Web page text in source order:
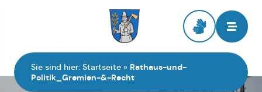
Sie sind hier: Startseite » Rathaus-und-
Politik_Gremien-&-Recht